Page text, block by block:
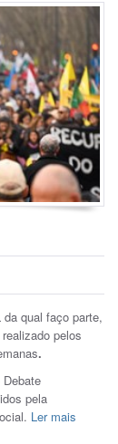
qual faço parte,
pelos
.
pela
Ler mais